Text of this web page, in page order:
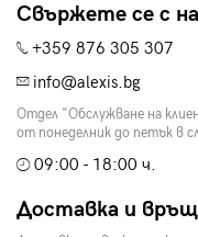
Свържете се с
+359 876 305 307
info@alexis.bg
Отдел "Обслужване на
от понеделник до петък в
09:00 - 18:00 ч.
Доставка и